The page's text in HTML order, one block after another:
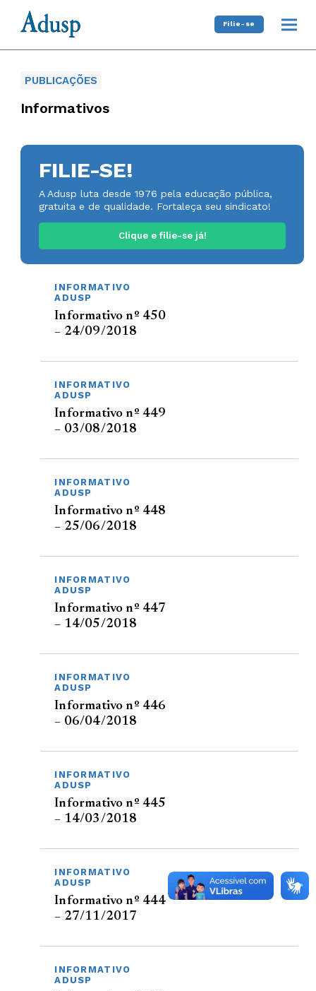
Filie-se
PUBLICAÇÕES
Informativos
FILIE-SE!
A Adusp luta desde 1976 pela educação pública,
gratuita e de qualidade. Fortaleça seu sindicato!
Clique e filie-se já!
INFORMATIVO
ADUSP
Informativo nº 450
– 24/09/2018
INFORMATIVO
ADUSP
Informativo nº 449
– 03/08/2018
INFORMATIVO
ADUSP
Informativo nº 448
– 25/06/2018
INFORMATIVO
ADUSP
Informativo nº 447
– 14/05/2018
INFORMATIVO
ADUSP
Informativo nº 446
– 06/04/2018
INFORMATIVO
ADUSP
Informativo nº 445
– 14/03/2018
INFORMATIVO
ADUSP
Informativo nº 444
– 27/11/2017
INFORMATIVO
ADUSP